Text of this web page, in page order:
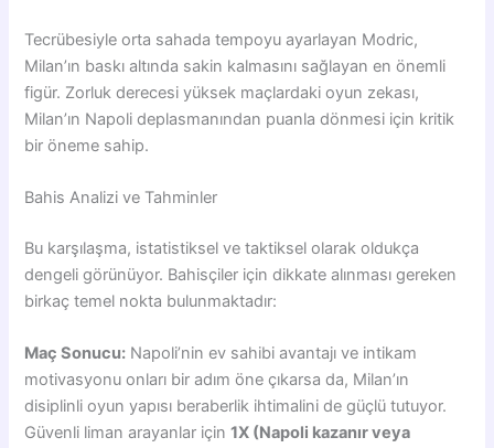
Tecrübesiyle orta sahada tempoyu ayarlayan Modric,
Milan’ın baskı altında sakin kalmasını sağlayan en önemli
figür. Zorluk derecesi yüksek maçlardaki oyun zekası,
Milan’ın Napoli deplasmanından puanla dönmesi için kritik
bir öneme sahip.
Bahis Analizi ve Tahminler
Bu karşılaşma, istatistiksel ve taktiksel olarak oldukça
dengeli görünüyor. Bahisçiler için dikkate alınması gereken
birkaç temel nokta bulunmaktadır:
Maç Sonucu: Napoli’nin ev sahibi avantajı ve intikam
motivasyonu onları bir adım öne çıkarsa da, Milan’ın
disiplinli oyun yapısı beraberlik ihtimalini de güçlü tutuyor.
Güvenli liman arayanlar için1X (Napoli kazanır veya